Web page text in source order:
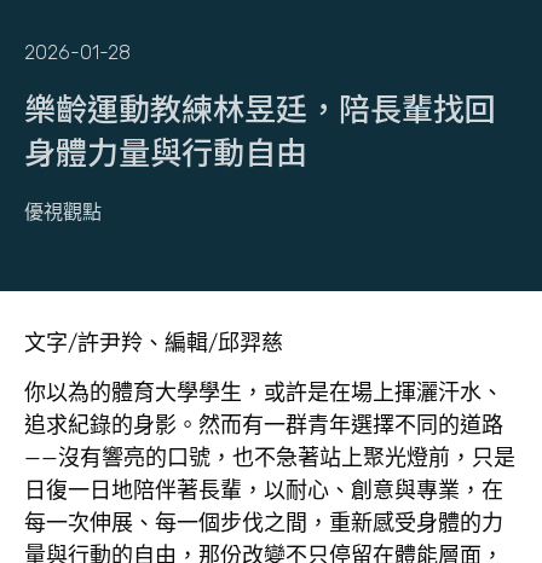
2026-01-28
樂齡運動教練林昱廷，陪長輩找回
身體力量與行動自由
優視觀點
文字/許尹羚、編輯/邱羿慈
你以為的體育大學學生，或許是在場上揮灑汗水、
追求紀錄的身影。然而有一群青年選擇不同的道路
——沒有響亮的口號，也不急著站上聚光燈前，只是
日復一日地陪伴著長輩，以耐心、創意與專業，在
每一次伸展、每一個步伐之間，重新感受身體的力
量與行動的自由，那份改變不只停留在體能層面，